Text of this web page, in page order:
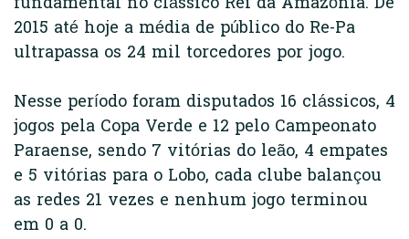
2015 até hoje a média de público do Re-Pa
ultrapassa os 24 mil torcedores por jogo.
Nesse período foram disputados 16 clássicos, 4
jogos pela Copa Verde e 12 pelo Campeonato
Paraense, sendo 7 vitórias do leão, 4 empates
e 5 vitórias para o Lobo, cada clube balançou
as redes 21 vezes e nenhum jogo terminou
em 0 a 0.